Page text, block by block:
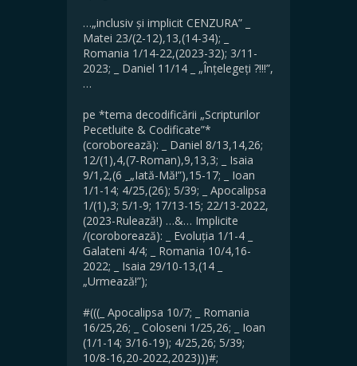
…„inclusiv și implicit CENZURA” _
Matei 23/(2-12),13,(14-34); _
Romania 1/14-22,(2023-32); 3/11-
2023; _ Daniel 11/14 _ „Înțelegeți ?!!!”,
…
pe *tema decodificării „Scripturilor
Pecetluite & Codificate”*
(coroborează): _ Daniel 8/13,14,26;
12/(1),4,(7-Roman),9,13,3; _ Isaia
9/1,2,(6 _„Iată-Mă!”),15-17; _ Ioan
1/1-14; 4/25,(26); 5/39; _ Apocalipsa
1/(1),3; 5/1-9; 17/13-15; 22/13-2022,
(2023-Rulează!) …&… Implicite
/(coroborează): _ Evoluția 1/1-4 _
Galateni 4/4; _ Romania 10/4,16-
2022; _ Isaia 29/10-13,(14 _
„Urmează!”);
#(((_ Apocalipsa 10/7; _ Romania
16/25,26; _ Coloseni 1/25,26; _ Ioan
(1/1-14; 3/16-19); 4/25,26; 5/39;
10/8-16,20-2022,2023)))#;